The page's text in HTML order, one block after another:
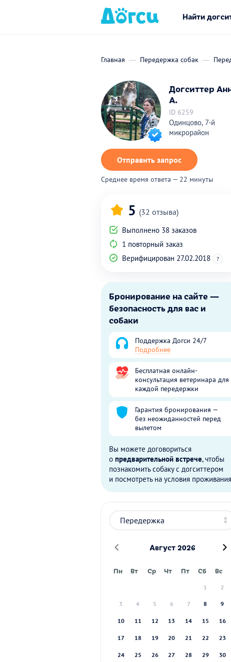
Найти
Главная Передержка собак
Догситтер
А.
ID 6259
Одинцово, 7-й
микрорайон
Отправить запрос
Среднее время ответа — 22 минуты
5 (32 отзыва)
Выполнено 38 заказов
1 повторный заказ
Верифицирован 27.02.2018
?
Бронирование на сайте —
безопасность для вас и
собаки
Поддержка Догси 24/7
Подробнее
Бесплатная онлайн-
консультация ветеринара для
каждой передержки
Гарантия бронирования —
без неожиданностей перед
вылетом
Вы можете договориться
о предварительной встрече, чтобы
познакомить собаку с догситтером
и посмотреть на условия
Август 2026
Пн Вт Ср Чт Пт Сб Вс
1 2
3 4 5 6 7 8 9
10 11 12 13 14 15 16
17 18 19 20 21 22 23
24 25 26 27 28 29 30